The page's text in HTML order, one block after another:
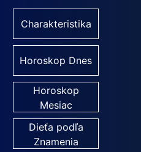
Charakteristika
Horoskop Dnes
Horoskop
Mesiac
Dieťa podľa
Znamenia